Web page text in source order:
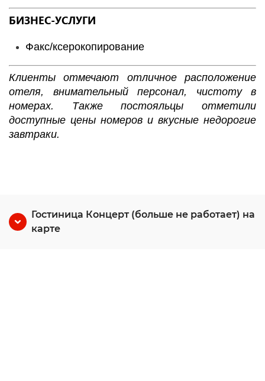
БИЗНЕС-УСЛУГИ
Факс/ксерокопирование
Клиенты отмечают отличное расположение
отеля, внимательный персонал, чистоту в
номерах. Также постояльцы отметили
доступные цены номеров и вкусные недорогие
завтраки.
Гостиница Концерт (больше не работает) на
карте